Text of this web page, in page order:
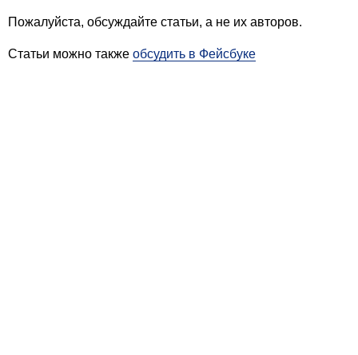
Пожалуйста, обсуждайте статьи, а не их авторов.
Статьи можно также обсудить в Фейсбуке